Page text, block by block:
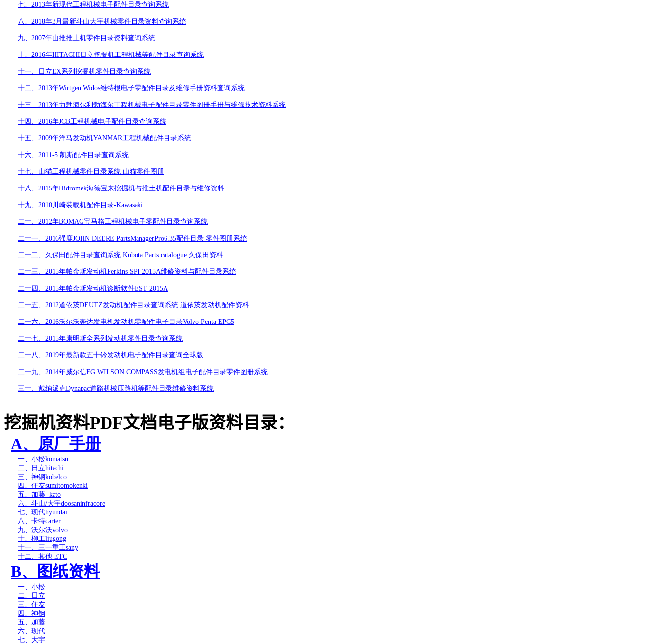
七、 2013年新现代工程机械电子配件目录查询系统
八、 2018年3 月最新斗山大宇机械零件目录资料查询系统
九、 2007年山推推土机零件目录资料查询系统
十、 2016年HITACHI 日立挖掘机工程机械等配件目录查询系统
十一、日立EX系列挖掘机零件目录查询系统
十二、 2013年Wirtgen Widos维特根电子零配件目录及维修手册资料查询系统
十三、 2013年力勃海尔利勃海尔工程机械电子配件目录零件图册手册与维修技术资料系统
十四、 2016年JCB工程机械电子配件目录查询系统
十五、 2009年洋马发动机YANMAR工程机械配件目录系统
十六、 2011-5 凯斯配件目录查询系统
十七、山猫工程机械零件目录系统 山猫零件图册
十八、 2015年Hidromek海德宝来挖掘机与推土机配件目录与维修资料
十九、 2010 川崎装载机配件目录-Kawasaki
二十、 2012年BOMAG宝马格工程机械电子零配件目录查询系统
二十一、 2016强鹿JOHN DEERE PartsManagerPro6.35配件目录 零件图册系统
二十二、久保田配件目录查询系统 Kubota Parts catalogue 久保田资料
二十三、 2015年帕金斯发动机Perkins SPI 2015A维修资料与配件目录系统
二十四、 2015年帕金斯发动机诊断软件EST 2015A
二十五、 2012道依茨DEUTZ发动机配件目录查询系统 道依茨发动机配件资料
二十六、 2016沃尔沃奔达发电机发动机零配件电子目录Volvo Penta EPC5
二十七、 2015年康明斯全系列发动机零件目录查询系统
二十八、 2019年最新款五十铃发动机电子配件目录查询全球版
二十九、 2014年威尔信FG WILSON COMPASS发电机组电子配件目录零件图册系统
三十、戴纳派克Dynapac道路机械压路机等配件目录维修资料系统
挖掘机资料PDF文档电子版资料目录：
A、原厂手册
一、小松komatsu
二、日立hitachi
三、神钢kobelco
四、住友sumitomokenki
五、加藤 kato
六、斗山/大宇doosaninfracore
七、现代hyundai
八、卡特carter
九、沃尔沃volvo
十、柳工liugong
十一、三一重工sany
十二、其他 ETC
B、图纸资料
一、小松
二、日立
三、住友
四、神钢
五、加藤
六、现代
七、大宇